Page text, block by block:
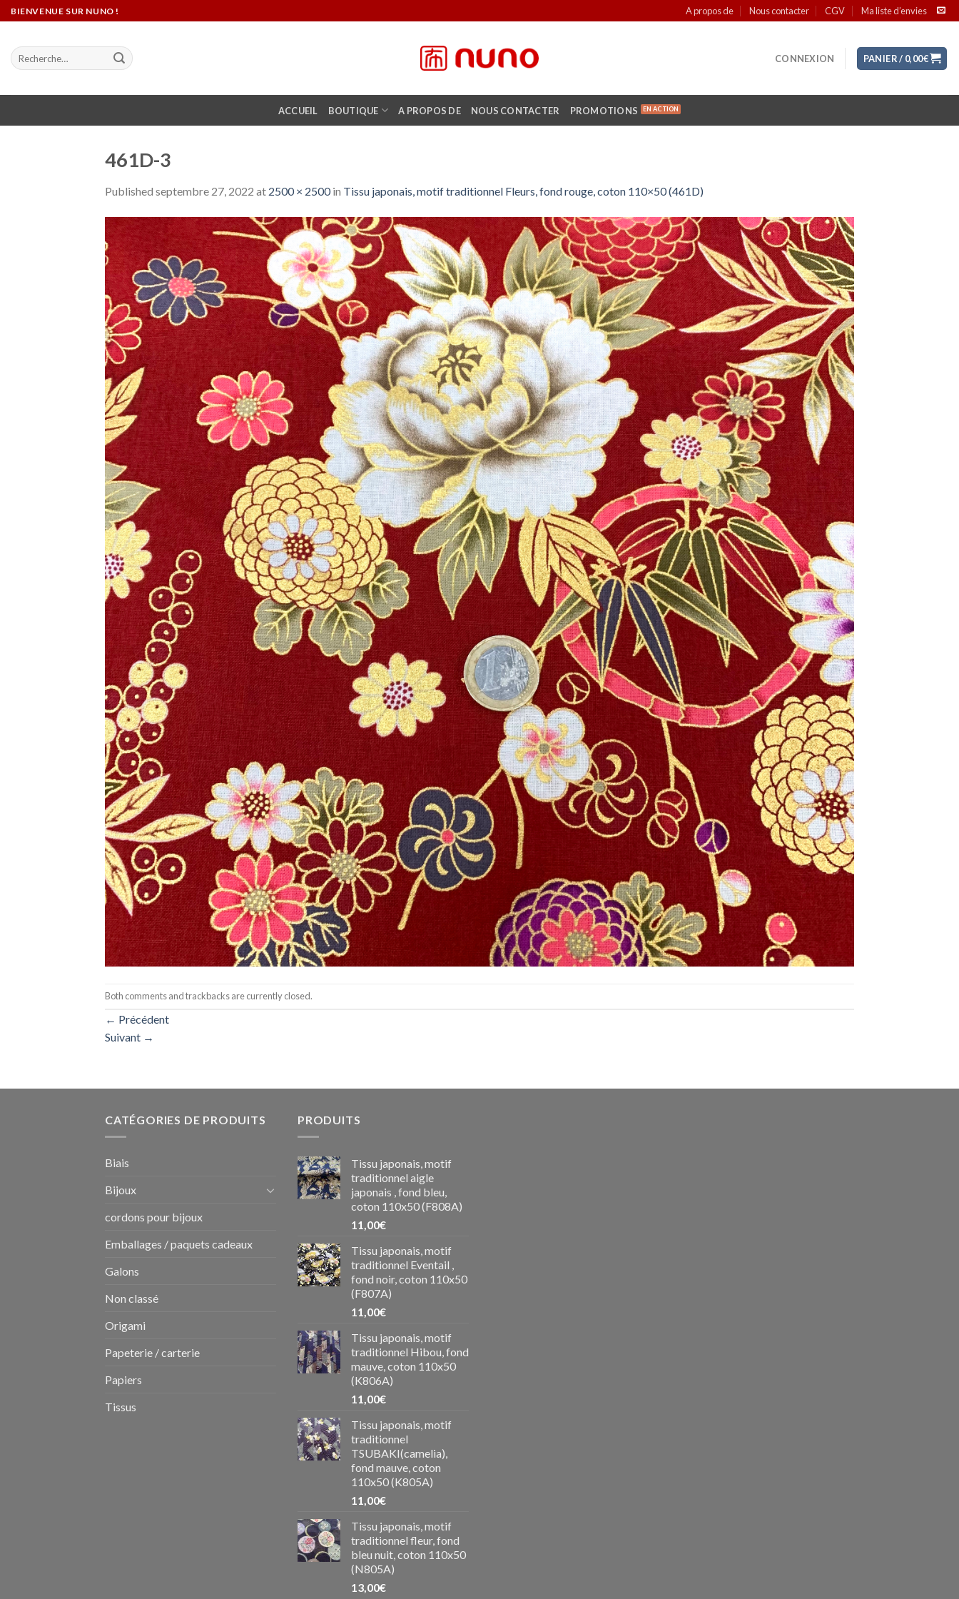
Skip
to
content
BIENVENUE SUR NUNO ! A propos de Nous contacter CGV Ma liste d’envies
Recherche
pour :
CONNEXION PANIER / 0,00€
ACCUEIL BOUTIQUE A PROPOS DE NOUS CONTACTER PROMOTIONS
461D-3
Published septembre 27, 2022 at 2500 × 2500in Tissu japonais, motif traditionnel Fleurs, fond rouge, coton 110×50 (461D)
Both comments and trackbacks are currently closed.
← Précédent
Suivant →
CATÉGORIES DE PRODUITS
Biais
Bijoux
cordons pour bijoux
Emballages / paquets cadeaux
Galons
Non classé
Origami
Papeterie / carterie
Papiers
Tissus
PRODUITS
Tissu japonais, motif
traditionnel aigle
japonais , fond bleu,
coton 110x50 (F808A)
11,00€
Tissu japonais, motif
traditionnel Eventail ,
fond noir, coton 110x50
(F807A)
11,00€
Tissu japonais, motif
traditionnel Hibou, fond
mauve, coton 110x50
(K806A)
11,00€
Tissu japonais, motif
traditionnel
TSUBAKI(camelia),
fond mauve, coton
110x50 (K805A)
11,00€
Tissu japonais, motif
traditionnel fleur, fond
bleu nuit, coton 110x50
(N805A)
13,00€